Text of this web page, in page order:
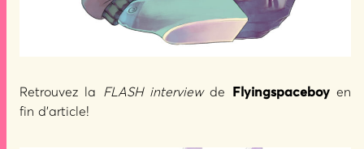
Retrouvez la FLASH interviewde Flyingspaceboyen
fin d’article!